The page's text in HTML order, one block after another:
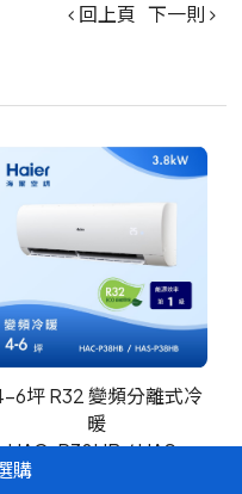
回上頁 下一則
6坪 R32 變頻分離式冷
暖
HAC-P38HB / HAS-
購